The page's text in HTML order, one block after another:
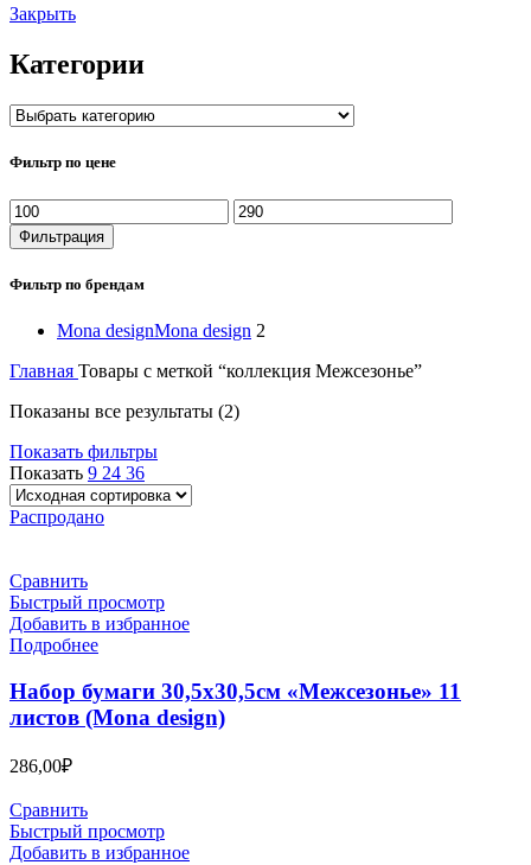
Закрыть
Категории
Фильтр по цене
Минимальная
цена
Максимальная
цена
Фильтрация
Фильтр по брендам
Mona designMona design 2
Главная Товары с меткой “коллекция Межсезонье”
Показаны все результаты (2)
Показать фильтры
Показать 9 24 36
Распродано
Сравнить
Быстрый просмотр
Добавить в избранное
Подробнее
Набор бумаги 30,5х30,5см «Межсезонье» 11
листов (Mona design)
286,00₽
Сравнить
Быстрый просмотр
Добавить в избранное